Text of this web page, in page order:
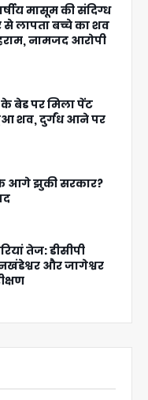
मासूम की संदिग्ध
लापता बच्चे का शव
नामजद आरोपी
बेड पर मिला पेंट
हुआ शव, दुर्गंध आने पर
आगे झुकी सरकार?
तेज: डीसीपी
और जागेश्वर